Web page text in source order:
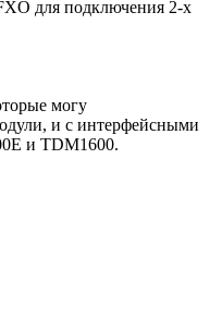
для подключения 2-х
могу
и с интерфейсными
и TDM1600.